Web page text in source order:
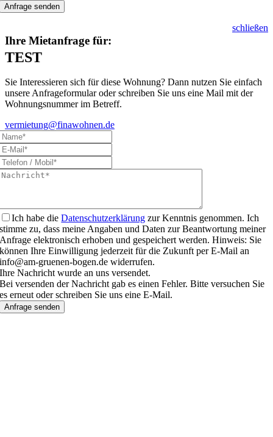
Anfrage senden
schließen
Ihre Mietanfrage für:
TEST
Sie Interessieren sich für diese Wohnung? Dann nutzen Sie einfach
unsere Anfrageformular oder schreiben Sie uns eine Mail mit der
Wohnungsnummer im Betreff.
vermietung@finawohnen.de
Ich habe dieDatenschutzerklärung zur Kenntnis genommen. Ich
stimme zu, dass meine Angaben und Daten zur Beantwortung meiner
Anfrage elektronisch erhoben und gespeichert werden. Hinweis: Sie
können Ihre Einwilligung jederzeit für die Zukunft per E-Mail an
info@am-gruenen-bogen.de widerrufen.
Ihre Nachricht wurde an uns versendet.
Bei versenden der Nachricht gab es einen Fehler. Bitte versuchen Sie
es erneut oder schreiben Sie uns eine E-Mail.
Anfrage senden